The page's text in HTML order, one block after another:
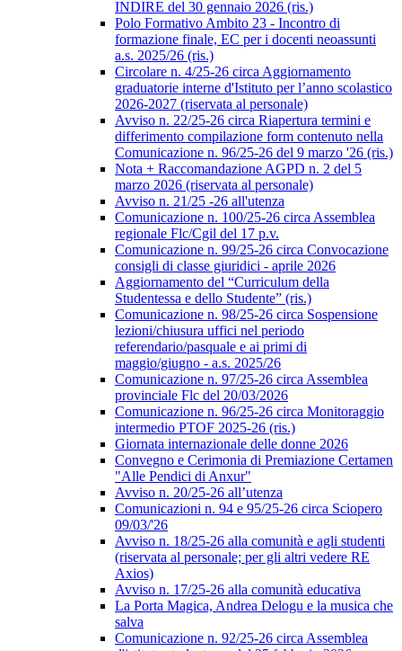
INDIRE del 30 gennaio 2026 (ris.)
Polo Formativo Ambito 23 - Incontro di
formazione finale, EC per i docenti neoassunti
a.s. 2025/26 (ris.)
Circolare n. 4/25-26 circa Aggiornamento
graduatorie interne d'Istituto per l’anno scolastico
2026-2027 (riservata al personale)
Avviso n. 22/25-26 circa Riapertura termini e
differimento compilazione form contenuto nella
Comunicazione n. 96/25-26 del 9 marzo '26 (ris.)
Nota + Raccomandazione AGPD n. 2 del 5
marzo 2026 (riservata al personale)
Avviso n. 21/25 -26 all'utenza
Comunicazione n. 100/25-26 circa Assemblea
regionale Flc/Cgil del 17 p.v.
Comunicazione n. 99/25-26 circa Convocazione
consigli di classe giuridici - aprile 2026
Aggiornamento del “Curriculum della
Studentessa e dello Studente” (ris.)
Comunicazione n. 98/25-26 circa Sospensione
lezioni/chiusura uffici nel periodo
referendario/pasquale e ai primi di
maggio/giugno - a.s. 2025/26
Comunicazione n. 97/25-26 circa Assemblea
provinciale Flc del 20/03/2026
Comunicazione n. 96/25-26 circa Monitoraggio
intermedio PTOF 2025-26 (ris.)
Giornata internazionale delle donne 2026
Convegno e Cerimonia di Premiazione Certamen
"Alle Pendici di Anxur"
Avviso n. 20/25-26 all’utenza
Comunicazioni n. 94 e 95/25-26 circa Sciopero
09/03/'26
Avviso n. 18/25-26 alla comunità e agli studenti
(riservata al personale; per gli altri vedere RE
Axios)
Avviso n. 17/25-26 alla comunità educativa
La Porta Magica, Andrea Delogu e la musica che
salva
Comunicazione n. 92/25-26 circa Assemblea